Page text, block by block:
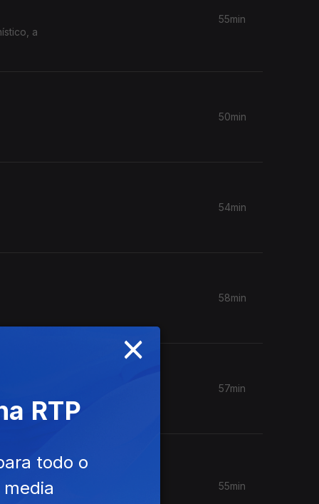
55min
50min
54min
58min
57min
55min
×
RTP
todo o